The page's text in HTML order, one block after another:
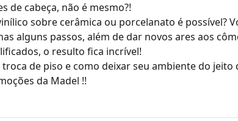
de cabeça, não é mesmo?!
sobre cerâmica ou porcelanato é possível?
alguns passos, além de dar novos ares aos
o resulto fica incrível!
de piso e como deixar seu ambiente do jeito
da Madel !!